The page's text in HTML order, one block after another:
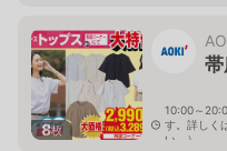
8枚
10:00～
す。詳しく
い。）